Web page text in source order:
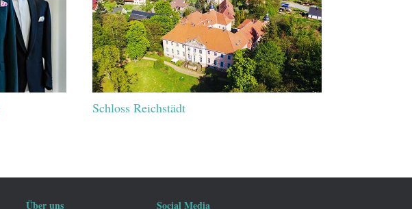
Schloss Reichstädt
Über uns Social Media